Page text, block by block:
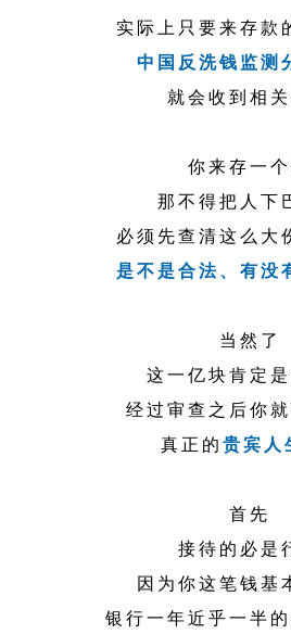
实际上只要来存款
中国反洗钱监测
就会收到相
你来存一
那不得把人下
必须先查清这么大
是不是合法、有没
当然了
这一亿块肯定
经过审查之后你
真正的贵宾人
首先
接待的必是
因为你这笔钱基
银行一年近乎一半